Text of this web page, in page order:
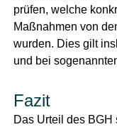
prüfen, welche
Maßnahmen von
wurden. Dies gilt
und bei
Fazit
Das Urteil des BGH